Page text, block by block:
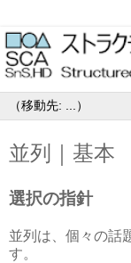
並列｜基本
選択の指針
並列は、個々の話
す。